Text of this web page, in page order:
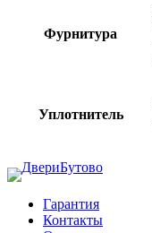
Фурнитура
Уплотнитель
Гарантия
Контакты